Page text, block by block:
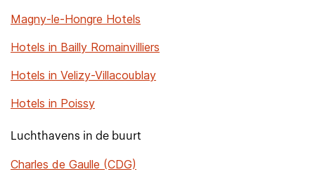
Magny-le-Hongre Hotels
Hotels in Bailly Romainvilliers
Hotels in Velizy-Villacoublay
Hotels in Poissy
Luchthavens in de buurt
Charles de Gaulle (CDG)